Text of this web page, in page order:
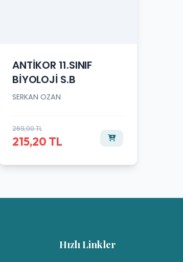
ANTİKOR 11.SINIF
BİYOLOJİ S.B
SERKAN OZAN
269,00 TL
215,20 TL
Hızlı Linkler